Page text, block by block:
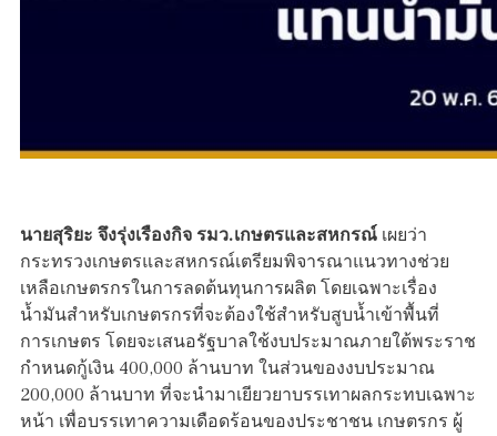
นายสุริยะ จึงรุ่งเรืองกิจ รมว.เกษตรและสหกรณ์ เผยว่า
กระทรวงเกษตรและสหกรณ์เตรียมพิจารณาแนวทางช่วย
เหลือเกษตรกรในการลดต้นทุนการผลิต โดยเฉพาะเรื่อง
น้ำมันสำหรับเกษตรกรที่จะต้องใช้สำหรับสูบน้ำเข้าพื้นที่
การเกษตร โดยจะเสนอรัฐบาลใช้งบประมาณภายใต้พระราช
กำหนดกู้เงิน 400,000 ล้านบาท ในส่วนของงบประมาณ
200,000 ล้านบาท ที่จะนำมาเยียวยาบรรเทาผลกระทบเฉพาะ
หน้า เพื่อบรรเทาความเดือดร้อนของประชาชน เกษตรกร ผู้